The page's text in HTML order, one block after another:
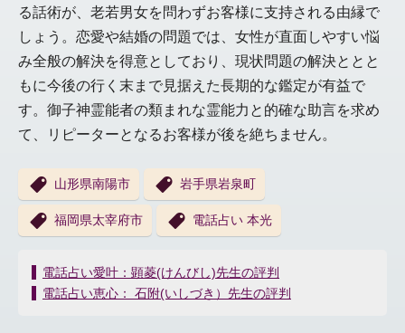
る話術が、老若男女を問わずお客様に支持される由縁で
しょう。恋愛や結婚の問題では、女性が直面しやすい悩
み全般の解決を得意としており、現状問題の解決ととと
もに今後の行く末まで見据えた長期的な鑑定が有益で
す。御子神霊能者の類まれな霊能力と的確な助言を求め
て、リピーターとなるお客様が後を絶ちません。
山形県南陽市 岩手県岩泉町
福岡県太宰府市 電話占い 本光
投
稿
電話占い愛叶：顕菱(けんびし)先生の評判
電話占い恵心： 石附(いしづき）先生の評判